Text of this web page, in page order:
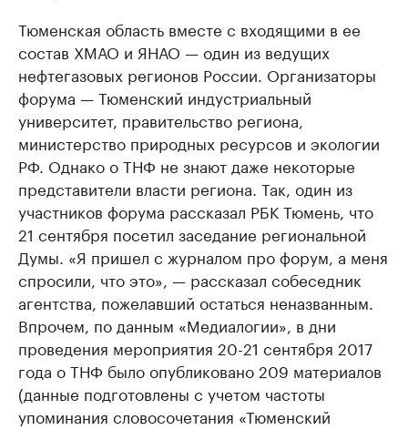
Тюменская область вместе с входящими в ее
состав ХМАО и ЯНАО — один из ведущих
нефтегазовых регионов России. Организаторы
форума — Тюменский индустриальный
университет, правительство региона,
министерство природных ресурсов и экологии
РФ. Однако о ТНФ не знают даже некоторые
представители власти региона. Так, один из
участников форума рассказал РБК Тюмень, что
21 сентября посетил заседание региональной
Думы. «Я пришел с журналом про форум, а меня
спросили, что это», — рассказал собеседник
агентства, пожелавший остаться неназванным.
Впрочем, по данным «Медиалогии», в дни
проведения мероприятия 20-21 сентября 2017
года о ТНФ было опубликовано 209 материалов
(данные подготовлены с учетом частоты
упоминания словосочетания «Тюменский